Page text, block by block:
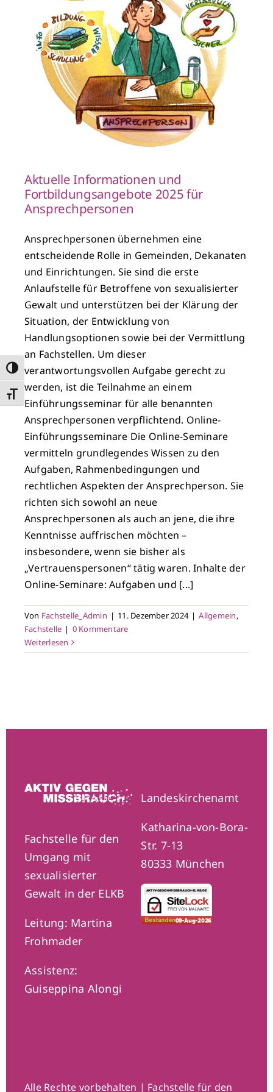
Umschalten auf hohe Kontraste
Schrift vergrößern
Aktuelle Informationen und
Fortbildungsangebote 2025 für
Ansprechpersonen
Ansprechpersonen übernehmen eine
entscheidende Rolle in Gemeinden, Dekanaten
und Einrichtungen. Sie sind die erste
Anlaufstelle für Betroffene von sexualisierter
Gewalt und unterstützen bei der Klärung der
Situation, der Entwicklung von
Handlungsoptionen sowie bei der Vermittlung
an Fachstellen. Um dieser
verantwortungsvollen Aufgabe gerecht zu
werden, ist die Teilnahme an einem
Einführungsseminar für alle benannten
Ansprechpersonen verpflichtend. Online-
Einführungsseminare Die Online-Seminare
vermitteln grundlegendes Wissen zu den
Aufgaben, Rahmenbedingungen und
rechtlichen Aspekten der Ansprechperson. Sie
richten sich sowohl an neue
Ansprechpersonen als auch an jene, die ihre
Kenntnisse auffrischen möchten –
insbesondere, wenn sie bisher als
„Vertrauenspersonen“ tätig waren. Inhalte der
Online-Seminare: Aufgaben und [...]
Von Fachstelle_Admin | 11. Dezember 2024 | Allgemein,
Fachstelle | 0 Kommentare
Weiterlesen
Fachstelle für den
Umgang mit
sexualisierter
Gewalt in der ELKB
Leitung: Martina
Frohmader
Assistenz:
Guiseppina Alongi
Landeskirchenamt
Katharina-von-Bora-
Str. 7-13
80333 München
Alle Rechte vorbehalten | Fachstelle für den